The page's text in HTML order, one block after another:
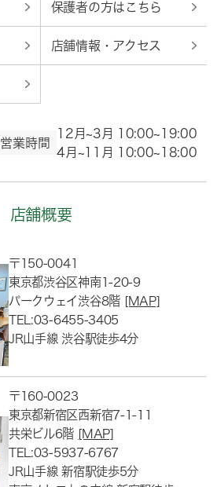
保護者の方はこちら
店舗情報・アクセス
営業時間
12月~3月 10:00~19:00
4月~11月 10:00~18:00
店舗概要
〒150-0041
東京都渋谷区神南1-20-9
パークウェイ渋谷8階 [MAP]
TEL:03-6455-3405
JR山手線 渋谷駅徒歩4分
〒160-0023
東京都新宿区西新宿7-1-11
共栄ビル6階 [MAP]
TEL:03-5937-6767
JR山手線 新宿駅徒歩5分